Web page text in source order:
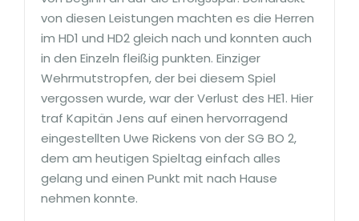
von diesen Leistungen machten es die Herren
im HD1 und HD2 gleich nach und konnten auch
in den Einzeln fleißig punkten. Einziger
Wehrmutstropfen, der bei diesem Spiel
vergossen wurde, war der Verlust des HE1. Hier
traf Kapitän Jens auf einen hervorragend
eingestellten Uwe Rickens von der SG BO 2,
dem am heutigen Spieltag einfach alles
gelang und einen Punkt mit nach Hause
nehmen konnte.